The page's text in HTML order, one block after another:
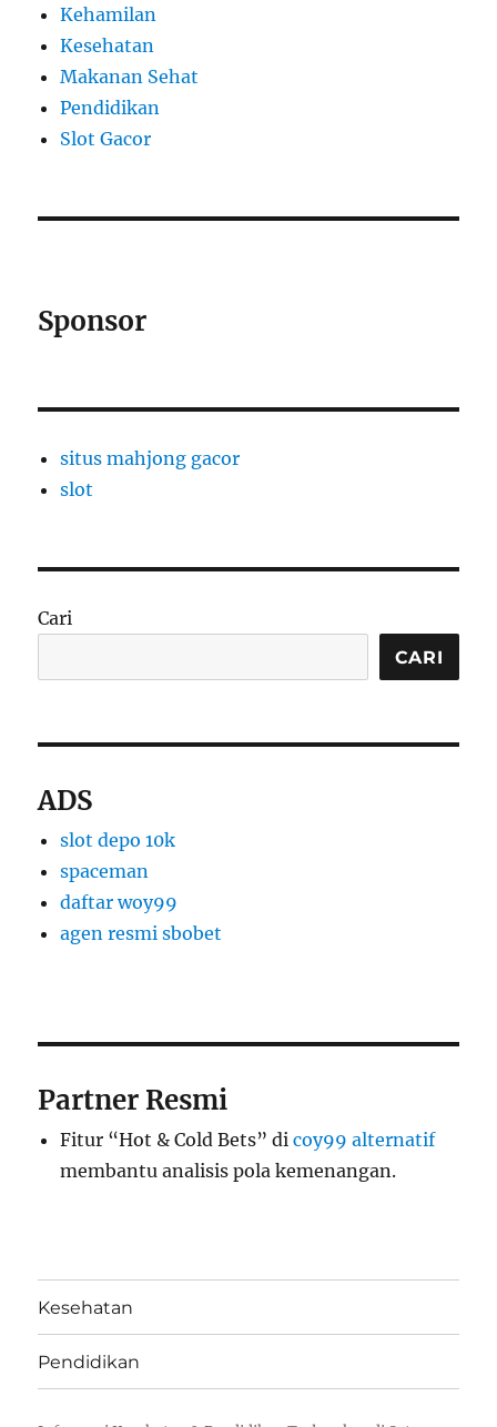
Kehamilan
Kesehatan
Makanan Sehat
Pendidikan
Slot Gacor
Sponsor
situs mahjong gacor
slot
Cari
CARI
ADS
slot depo 10k
spaceman
daftar woy99
agen resmi sbobet
Partner Resmi
Fitur “Hot & Cold Bets” dicoy99 alternatif
membantu analisis pola kemenangan.
Kesehatan
Pendidikan